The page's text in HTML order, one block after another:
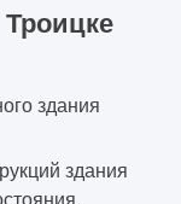
здания